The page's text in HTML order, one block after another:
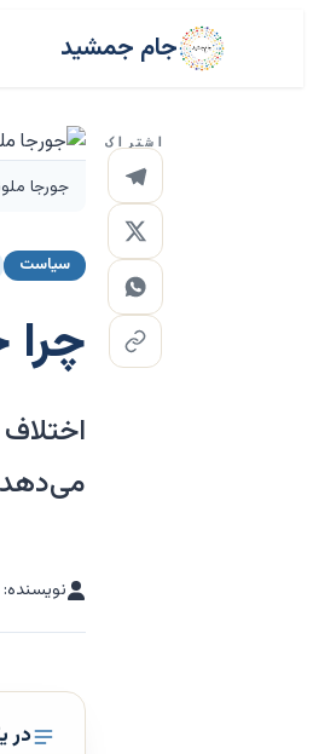
جام جمشید
اشتراک
جورجا
سیاست
چرا
می‌دهد
نویسنده:
در